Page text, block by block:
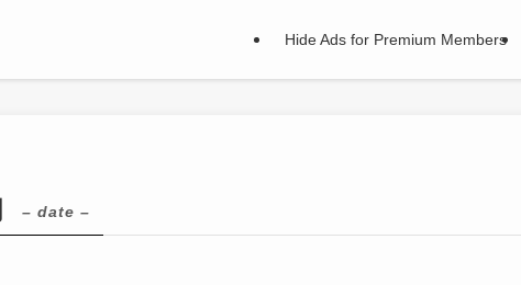
Hide Ads for Premium Members
– date –